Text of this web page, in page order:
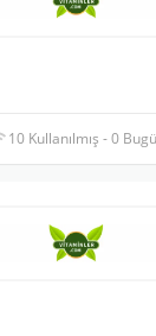
10 Kullanılmış - 0